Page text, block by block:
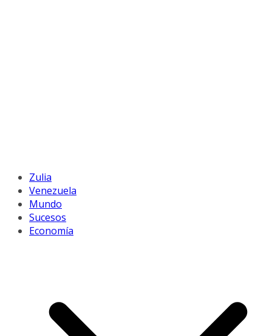
Zulia
Venezuela
Mundo
Sucesos
Economía